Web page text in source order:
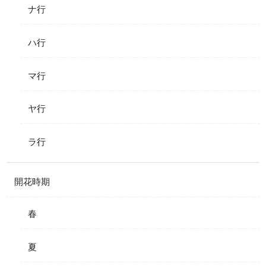
ナ行
ハ行
マ行
ヤ行
ラ行
開花時期
春
夏